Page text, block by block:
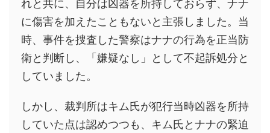
れと共に、自分は凶器を所持しておらず、ナナ
に傷害を加えたこともないと主張しました。当
時、事件を捜査した警察はナナの行為を正当防
衛と判断し、「嫌疑なし」として不起訴処分と
していました。
しかし、裁判所はキム氏が犯行当時凶器を所持
していた点は認めつつも、キム氏とナナの緊迫